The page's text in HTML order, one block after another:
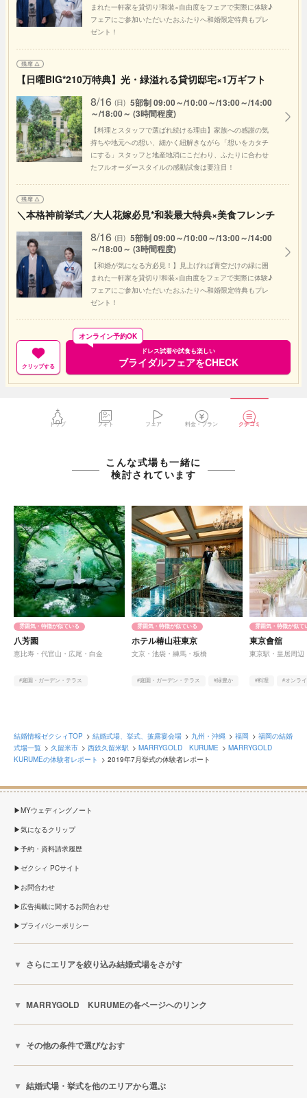
まれた一軒家を貸切り!和装×自由度をフェアで実際に体験♪
フェアにご参加いただいたおふたりへ和婚限定特典もプレ
ゼント！
【日曜BIG*210万特典】光・緑溢れる貸切邸宅×1万ギフト
8/16 (日) 5部制 09:00～/10:00～/13:00～/14:00
～/18:00～ (3時間程度)
【料理とスタッフで選ばれ続ける理由】家族への感謝の気
持ちや地元への想い、細かく紐解きながら「想いをカタチ
にする」スタッフと地産地消にこだわり、ふたりに合わせ
たフルオーダースタイルの感動試食は要注目！
＼本格神前挙式／大人花嫁必見*和装最大特典×美食フレンチ
8/16 (日) 5部制 09:00～/10:00～/13:00～/14:00
～/18:00～ (3時間程度)
【和婚が気になる方必見！】見上げれば青空だけの緑に囲
まれた一軒家を貸切り!和装×自由度をフェアで実際に体験♪
フェアにご参加いただいたおふたりへ和婚限定特典もプレ
ゼント！
クリップする
ドレス試着や試食も楽しい
ブライダルフェアをCHECK
オンライン予約OK
トップ フォト フェア 料金・プラン クチコミ
こんな式場も一緒に
検討されています
雰囲気・特徴が似ている
八芳園
恵比寿・代官山・広尾・白金
#庭園・ガーデン・テラス
雰囲気・特徴が似ている
ホテル椿山荘東京
文京・池袋・練馬・板橋
#庭園・ガーデン・テラス
#緑豊か
雰囲気・特徴が似て
東京會舘
東京駅・皇居周辺
#料理
#オンラ
結婚情報ゼクシィTOP 結婚式場、挙式、披露宴会場 九州・沖縄 福岡
福岡の結婚
式場一覧
久留米市 西鉄久留米駅 MARRYGOLD KURUME
MARRYGOLD
KURUMEの体験者レポート
2019年7月挙式の体験者レポート
MYウェディングノート
気になるクリップ
予約・資料請求履歴
ゼクシィ PCサイト
お問合わせ
広告掲載に関するお問合わせ
プライバシーポリシー
さらにエリアを絞り込み結婚式場をさがす
MARRYGOLD KURUMEの各ページへのリンク
その他の条件で選びなおす
結婚式場・挙式を他のエリアから選ぶ